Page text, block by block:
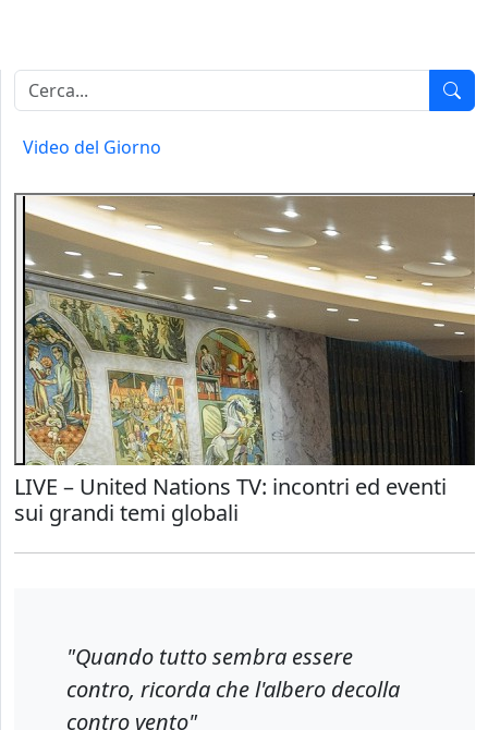
Video del Giorno
LIVE – United Nations TV: incontri ed eventi
sui grandi temi globali
"Quando tutto sembra essere
contro, ricorda che l'albero decolla
contro vento"